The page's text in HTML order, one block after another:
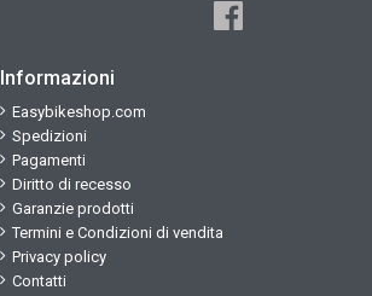
Informazioni
Easybikeshop.com
Spedizioni
Pagamenti
Diritto di recesso
Garanzie prodotti
Termini e Condizioni di vendita
Privacy policy
Contatti